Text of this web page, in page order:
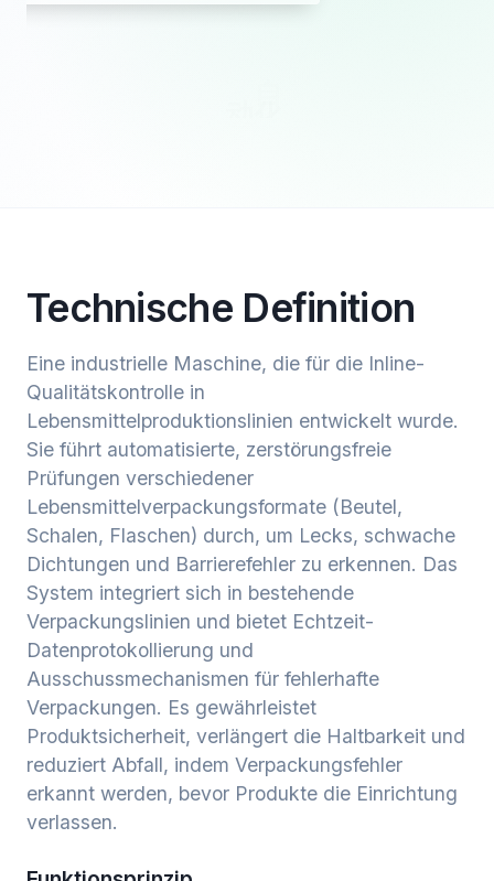
Technische Definition
Eine industrielle Maschine, die für die Inline-
Qualitätskontrolle in
Lebensmittelproduktionslinien entwickelt wurde.
Sie führt automatisierte, zerstörungsfreie
Prüfungen verschiedener
Lebensmittelverpackungsformate (Beutel,
Schalen, Flaschen) durch, um Lecks, schwache
Dichtungen und Barrierefehler zu erkennen. Das
System integriert sich in bestehende
Verpackungslinien und bietet Echtzeit-
Datenprotokollierung und
Ausschussmechanismen für fehlerhafte
Verpackungen. Es gewährleistet
Produktsicherheit, verlängert die Haltbarkeit und
reduziert Abfall, indem Verpackungsfehler
erkannt werden, bevor Produkte die Einrichtung
verlassen.